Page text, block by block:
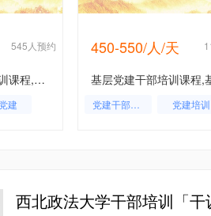
545人预约
党风廉政系统干部培训课程,党风廉政系统干部培训,党风廉政系统工作人员培训
建
450-550/人/天
党建干部培训
党建培训
西北政法大学干部培训「干